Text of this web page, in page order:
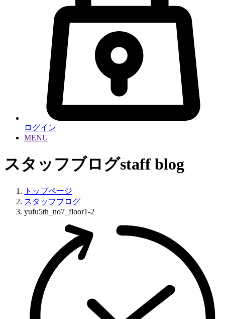
ログイン
MENU
スタッフブログstaff blog
トップページ
スタッフブログ
yufu5th_no7_floor1-2